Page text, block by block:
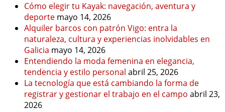
Cómo elegir tu Kayak: navegación, aventura y
deporte mayo 14, 2026
Alquiler barcos con patrón Vigo: entra la
naturaleza, cultura y experiencias inolvidables en
Galicia mayo 14, 2026
Entendiendo la moda femenina en elegancia,
tendencia y estilo personal abril 25, 2026
La tecnología que está cambiando la forma de
registrar y gestionar el trabajo en el campo abril 23,
2026